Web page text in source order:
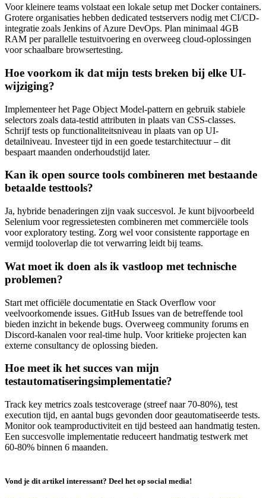
Voor kleinere teams volstaat een lokale setup met Docker containers.
Grotere organisaties hebben dedicated testservers nodig met CI/CD-
integratie zoals Jenkins of Azure DevOps. Plan minimaal 4GB
RAM per parallelle testuitvoering en overweeg cloud-oplossingen
voor schaalbare browsertesting.
Hoe voorkom ik dat mijn tests breken bij elke UI-
wijziging?
Implementeer het Page Object Model-pattern en gebruik stabiele
selectors zoals data-testid attributen in plaats van CSS-classes.
Schrijf tests op functionaliteitsniveau in plaats van op UI-
detailniveau. Investeer tijd in een goede testarchitectuur – dit
bespaart maanden onderhoudstijd later.
Kan ik open source tools combineren met bestaande
betaalde testtools?
Ja, hybride benaderingen zijn vaak succesvol. Je kunt bijvoorbeeld
Selenium voor regressietesten combineren met commerciële tools
voor exploratory testing. Zorg wel voor consistente rapportage en
vermijd tooloverlap die tot verwarring leidt bij teams.
Wat moet ik doen als ik vastloop met technische
problemen?
Start met officiële documentatie en Stack Overflow voor
veelvoorkomende issues. GitHub Issues van de betreffende tool
bieden inzicht in bekende bugs. Overweeg community forums en
Discord-kanalen voor real-time hulp. Voor kritieke projecten kan
externe consultancy de oplossing bieden.
Hoe meet ik het succes van mijn
testautomatiseringsimplementatie?
Track key metrics zoals testcoverage (streef naar 70-80%), test
execution tijd, en aantal bugs gevonden door geautomatiseerde tests.
Monitor ook teamproductiviteit en tijd besteed aan handmatig testen.
Een succesvolle implementatie reduceert handmatig testwerk met
60-80% binnen 6 maanden.
Vond je dit artikel interessant? Deel het op social media!